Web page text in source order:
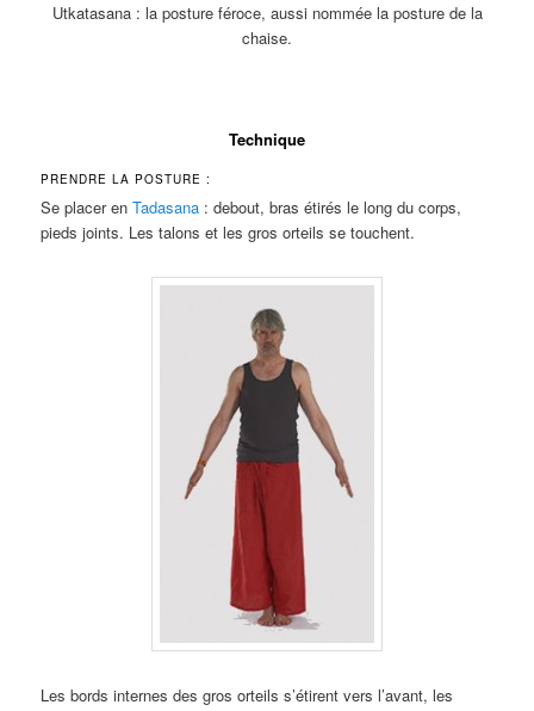
Utkatasana : la posture féroce, aussi nommée la posture de la
chaise.
Technique
PRENDRE LA POSTURE :
Se placer enTadasana : debout, bras étirés le long du corps,
pieds joints. Les talons et les gros orteils se touchent.
Les bords internes des gros orteils s’étirent vers l’avant, les